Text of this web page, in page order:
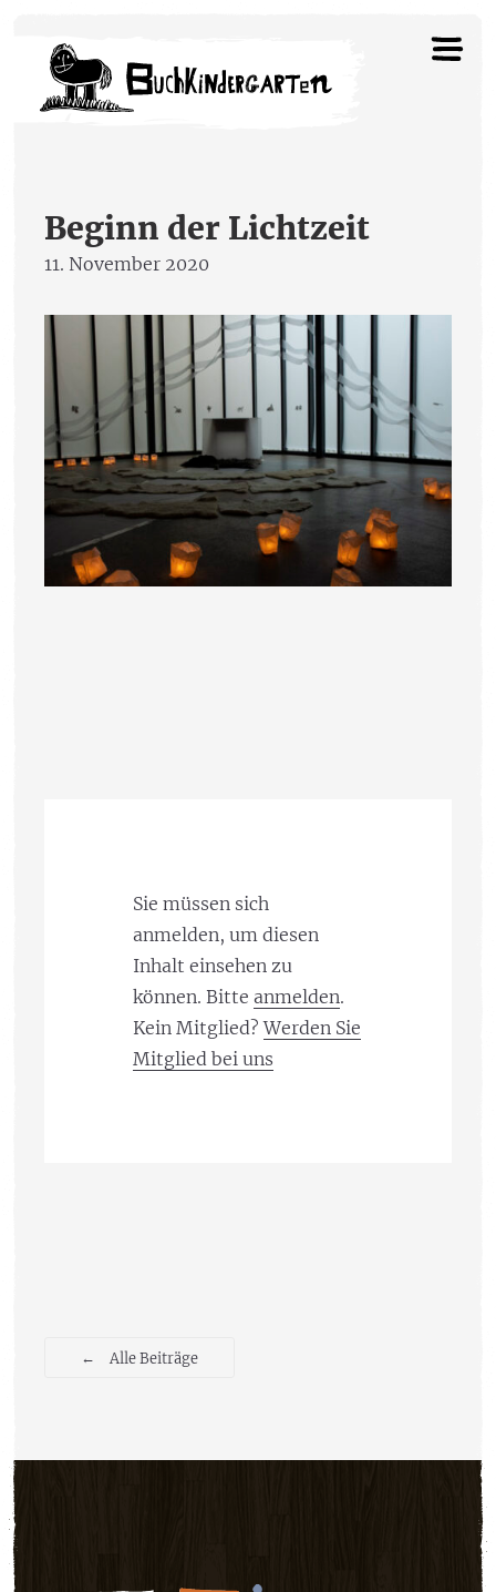
Beginn der Lichtzeit
11. November 2020
Sie müssen sich
anmelden, um diesen
Inhalt einsehen zu
können. Bitte anmelden.
Kein Mitglied?Werden Sie
Mitglied bei uns
← Alle Beiträge